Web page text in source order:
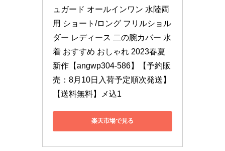
ュガード オールインワン 水陸両
用 ショート/ロング フリルショル
ダー レディース 二の腕カバー 水
着 おすすめ おしゃれ 2023春夏
新作【angwp304-586】【予約販
売：8月10日入荷予定順次発送】
【送料無料】メ込1
楽天市場で見る